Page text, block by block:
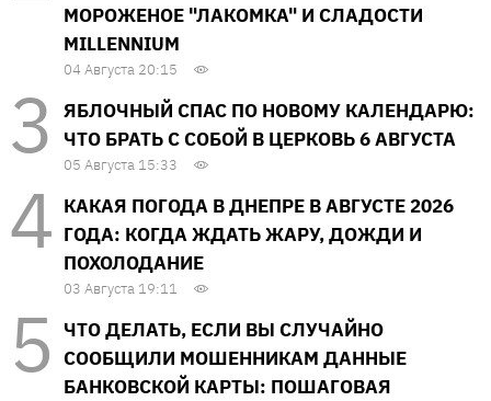
МОРОЖЕНОЕ "ЛАКОМКА" И СЛАДОСТИ
MILLENNIUM
04 Августа 20:15
ЯБЛОЧНЫЙ СПАС ПО НОВОМУ КАЛЕНДАРЮ:
ЧТО БРАТЬ С СОБОЙ В ЦЕРКОВЬ 6 АВГУСТА
05 Августа 15:33
КАКАЯ ПОГОДА В ДНЕПРЕ В АВГУСТЕ 2026
ГОДА: КОГДА ЖДАТЬ ЖАРУ, ДОЖДИ И
ПОХОЛОДАНИЕ
03 Августа 19:11
ЧТО ДЕЛАТЬ, ЕСЛИ ВЫ СЛУЧАЙНО
СООБЩИЛИ МОШЕННИКАМ ДАННЫЕ
БАНКОВСКОЙ КАРТЫ: ПОШАГОВАЯ